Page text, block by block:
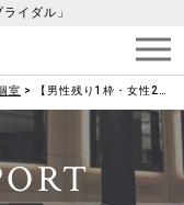
イダル」
室 > 【男性残り1枠・女性2枠♡】《40・50代メイン》真剣なお付き合いが希望の男女編♪